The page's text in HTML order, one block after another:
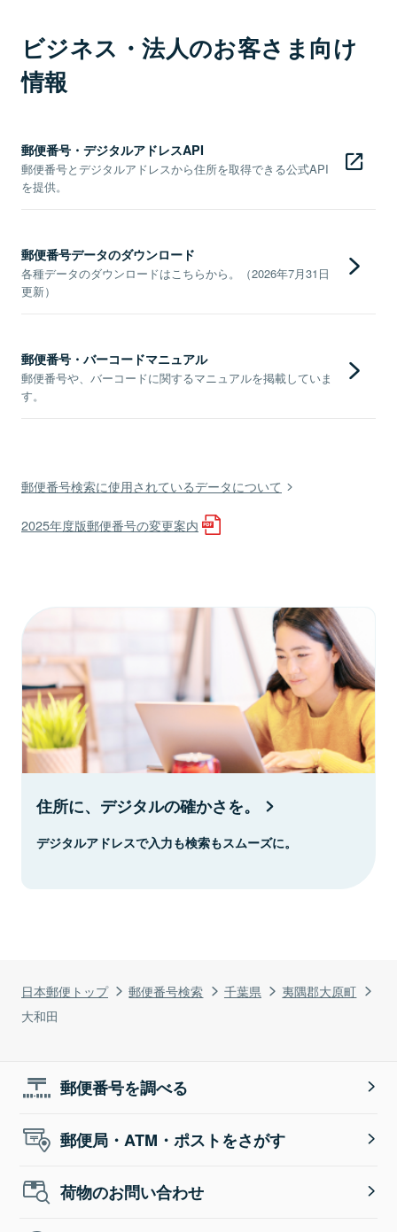
日本郵便トップ 郵便番号検索 千葉県
夷隅郡大原町
大和田
ビジネス・法人のお客さま向け
情報
郵便番号・デジタルアドレスAPI
郵便番号とデジタルアドレスから住所を取得できる公式API
を提供。
郵便番号データのダウンロード
各種データのダウンロードはこちらから。（2026年7月31日
更新）
郵便番号・バーコードマニュアル
郵便番号や、バーコードに関するマニュアルを掲載していま
す。
郵便番号検索に使用されているデータについて
2025年度版郵便番号の変更案内
住所に、デジタルの確かさを。
デジタルアドレスで入力も検索もスムーズに。
郵便番号を調べる
郵便局・ATM・ポストをさがす
荷物のお問い合わせ